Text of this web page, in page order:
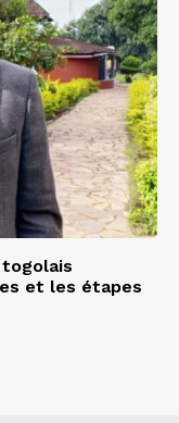
et les étapes